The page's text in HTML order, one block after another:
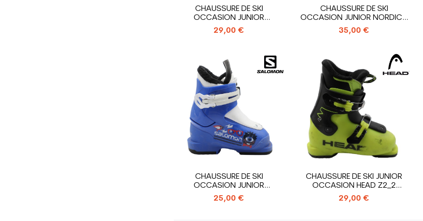
CHAUSSURE DE SKI
OCCASION JUNIOR
ROSSIGNOL HERO J3_3...
29,00 €
CHAUSSURE DE SKI
OCCASION JUNIOR NORDICA
TEAM T3_3...
35,00 €
CHAUSSURE DE SKI
OCCASION JUNIOR
SALOMON T1_1 CROCHET
25,00 €
CHAUSSURE DE SKI JUNIOR
OCCASION HEAD Z2_2
CROCHETS
29,00 €